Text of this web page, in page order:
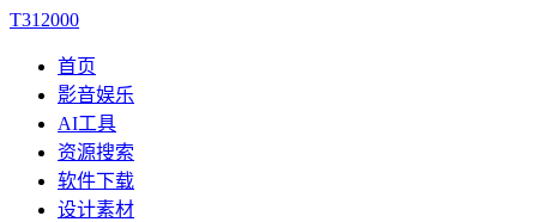
T312000
首页
影音娱乐
AI工具
资源搜索
软件下载
设计素材